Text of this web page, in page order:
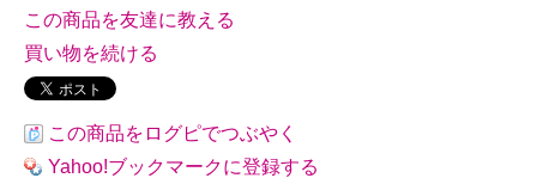
この商品を友達に教える
買い物を続ける
この商品をログピでつぶやく
Yahoo!ブックマークに登録する